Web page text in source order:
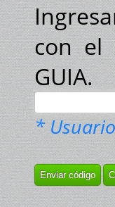
con el
GUIA.
*
Enviar código